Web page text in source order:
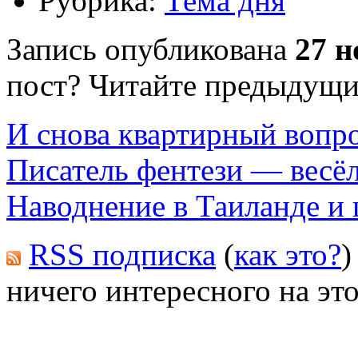
Запись опубликована 27
пост? Читайте
И снова квартирный
Писатель фентези —
Наводнение в Таиланде и
RSS подписка (как это?)
ничего интересного на